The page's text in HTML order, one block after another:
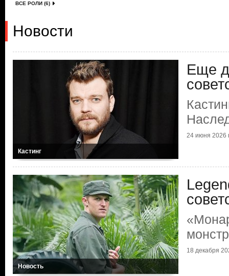
ВСЕ РОЛИ (6)
Новости
Кастинг
Еще
24 июня 2026
Новость
18 декабря